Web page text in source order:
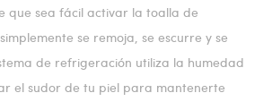
que sea fácil activar la toalla de
se remoja, se escurre y se
de refrigeración utiliza la humedad
el sudor de tu piel para mantenerte